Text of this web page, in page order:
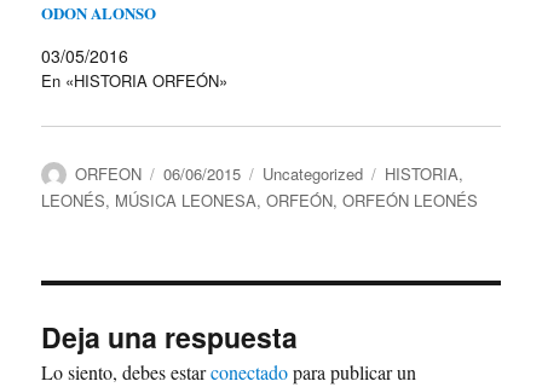
ODON ALONSO
03/05/2016
En «HISTORIA ORFEÓN»
Autor
ORFEON
Publicado
el
06/06/2015 Categorías
Uncategorized Etiquetas
HISTORIA,
LEONÉS, MÚSICA LEONESA,ORFEÓN,ORFEÓN LEONÉS
Deja una respuesta
Lo siento, debes estarconectadopara publicar un